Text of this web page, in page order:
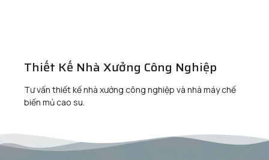
Thiết Kế Nhà Xưởng Công Nghiệp
Tư vấn thiết kế nhà xưởng công nghiệp và nhà máy chế
biến mủ cao su.